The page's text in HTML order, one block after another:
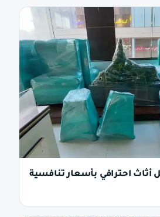
احترافي بأسعار تنافسية